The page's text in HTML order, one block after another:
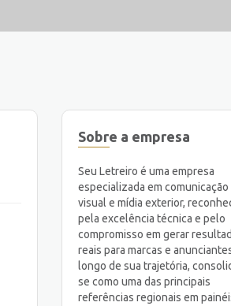
Sobre a empresa
Seu Letreiro é uma empresa
especializada em comunicação
visual e mídia exterior,
pela excelência técnica e pelo
compromisso em gerar
reais para marcas e
longo de sua trajetória,
se como uma das principais
referências regionais em